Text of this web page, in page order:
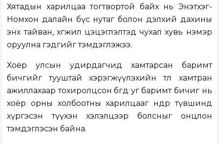
Хятадын харилцаа тогтвортой байх нь Энэтхэг-
Номхон далайн бүс нутаг болон дэлхий дахины
энх тайван, хөгжил цэцэглэлтэд чухал хувь нэмэр
оруулна гэдгийг тэмдэглэжээ.
Хоёр улсын удирдагчид хамтарсан баримт
бичгийг тууштай хэрэгжүүлэхийн төлөө хамтран
ажиллахаар тохиролцсон бөгөөд уг баримт бичиг нь
хоёр орны холбоотны харилцааг өндөр түвшинд
хүргэсэн түүхэн хэлэлцээр болсныг онцлон
тэмдэглэсэн байна.